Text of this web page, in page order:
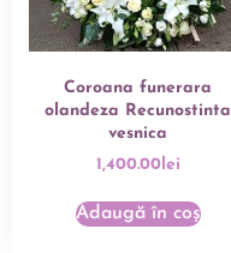
Coroana funerara
olandeza Recunostinta
vesnica
1,400.00lei
Adaugă în coș